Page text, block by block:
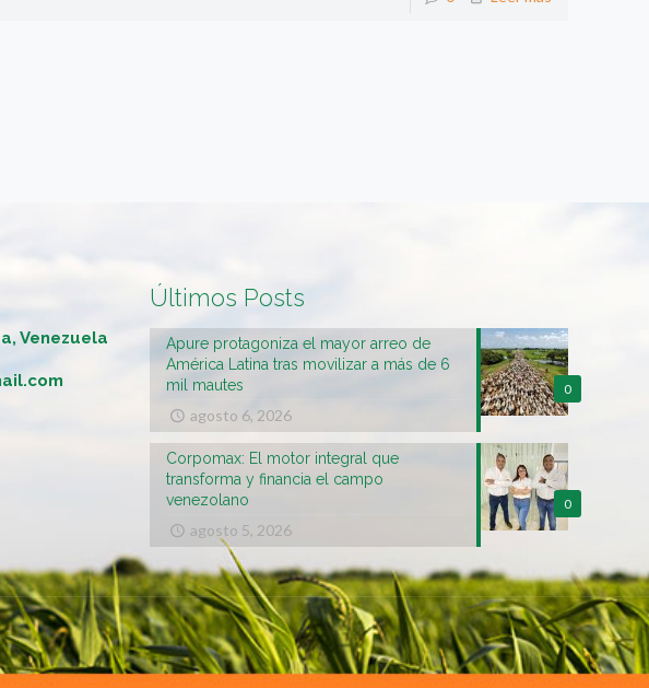
Venezuela
Últimos Posts
0
Apure protagoniza el mayor arreo de
América Latina tras movilizar a más de 6
mil mautes
agosto 6, 2026
0
Corpomax: El motor integral que
transforma y financia el campo
venezolano
agosto 5, 2026